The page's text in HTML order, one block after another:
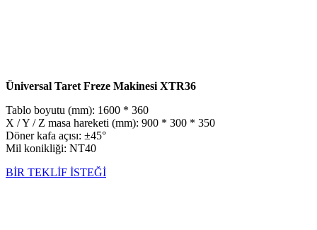
Üniversal Taret Freze Makinesi XTR36
Tablo boyutu (mm): 1600 * 360
X / Y / Z masa hareketi (mm): 900 * 300 * 350
Döner kafa açısı: ±45°
Mil konikliği: NT40
BİR TEKLİF İSTEĞİ